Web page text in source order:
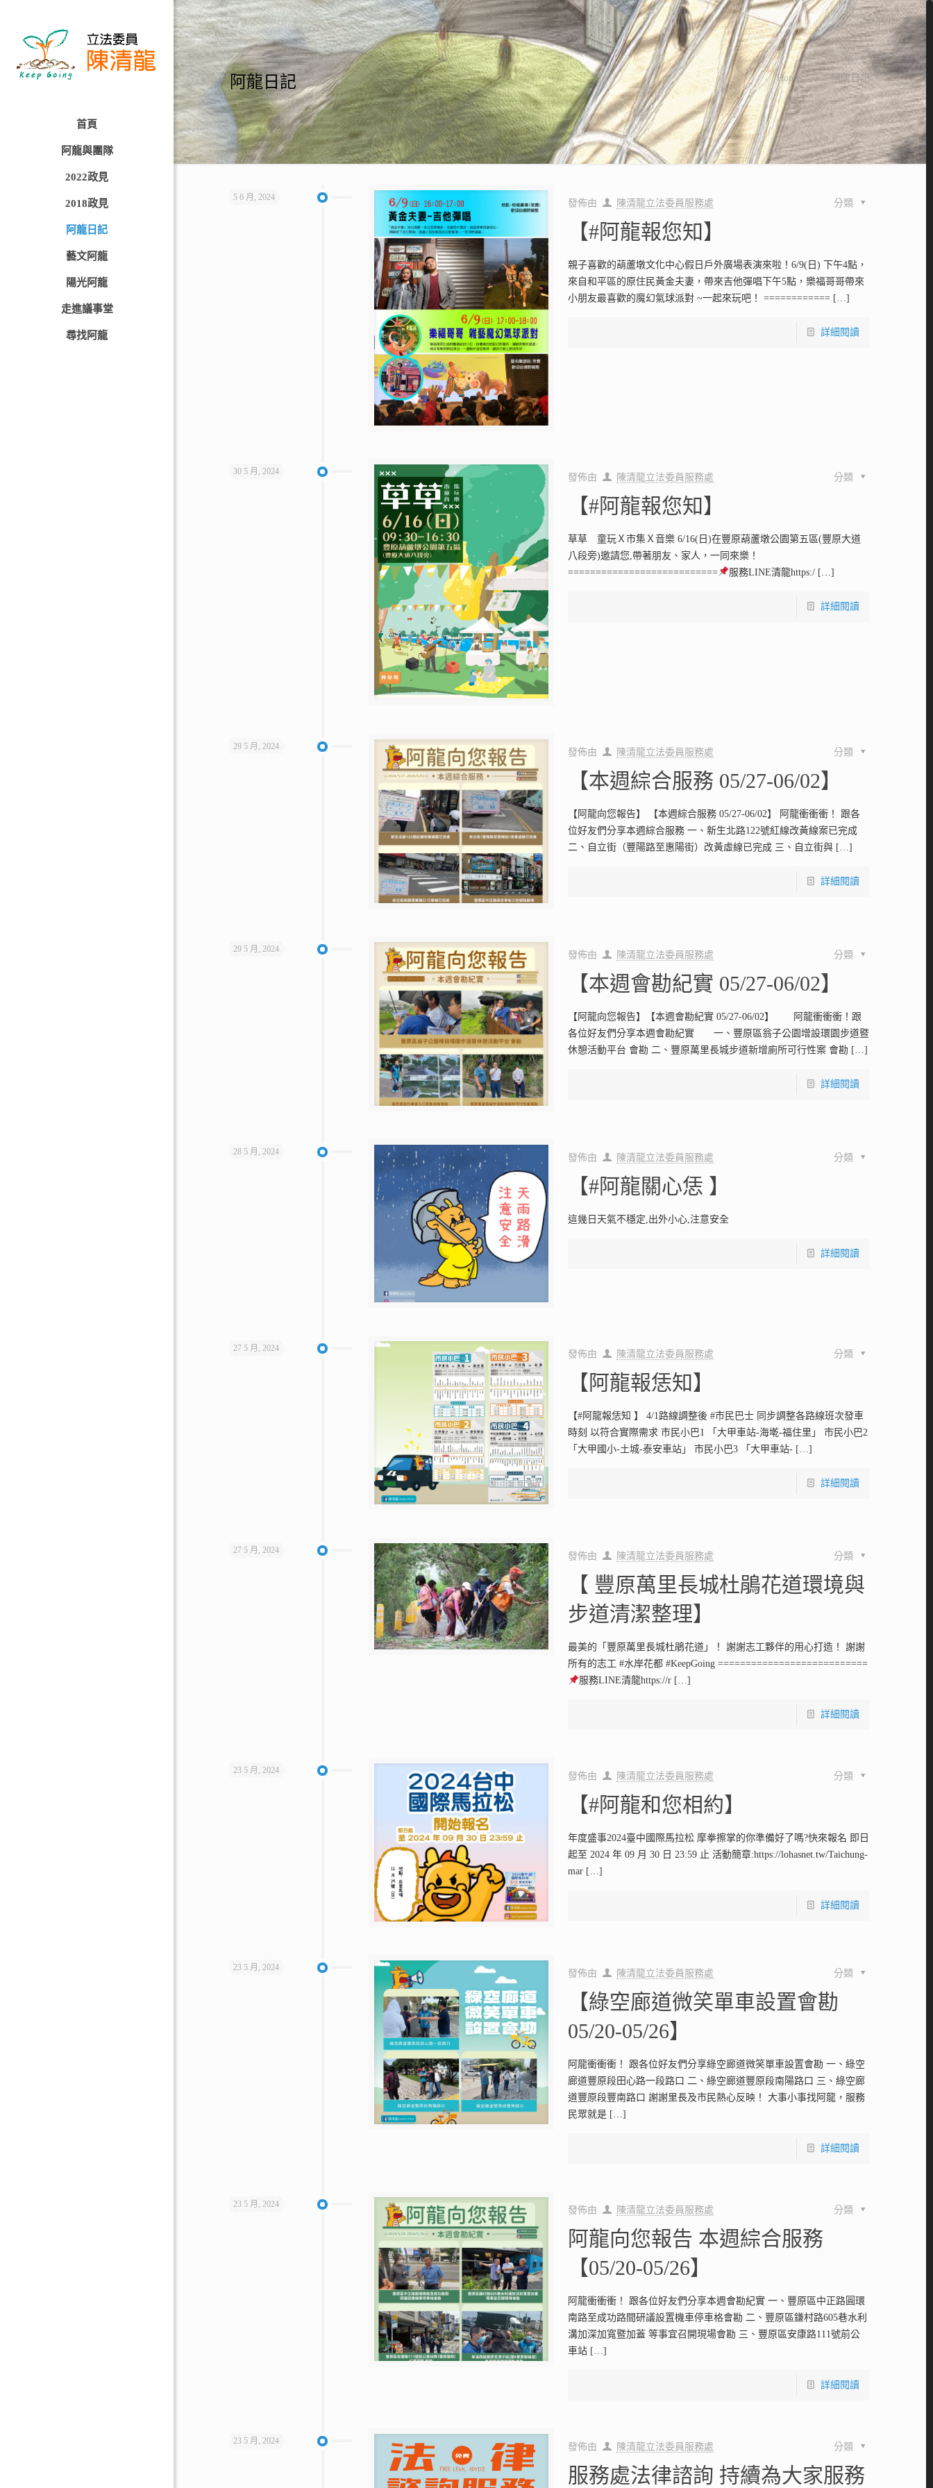
首頁
阿龍與團隊
2022政見
2018政見
阿龍日記
藝文阿龍
陽光阿龍
走進議事堂
尋找阿龍
阿龍日記 Home 阿龍日記
5 6 月, 2024
發佈由 陳清龍立法委員服務處 分類
【#阿龍報您知】
親子喜歡的葫蘆墩文化中心假日戶外廣場表演來啦！6/9(日) 下午4點，
來自和平區的原住民黃金夫妻，帶來吉他彈唱下午5點，樂福哥哥帶來
小朋友最喜歡的魔幻氣球派對 ~一起來玩吧！ ============ […]
詳細閱讀
30 5 月, 2024
發佈由 陳清龍立法委員服務處 分類
【#阿龍報您知】
草草 童玩Ｘ市集Ｘ音樂 6/16(日)在豐原葫蘆墩公園第五區(豐原大道
八段旁)邀請您,帶著朋友、家人，一同來樂！
===========================
服務LINE清龍https:/ […]
詳細閱讀
29 5 月, 2024
發佈由 陳清龍立法委員服務處 分類
【本週綜合服務 05/27-06/02】
【阿龍向您報告】 【本週綜合服務 05/27-06/02】 阿龍衝衝衝！ 跟各
位好友們分享本週綜合服務 一、新生北路122號紅線改黃線案已完成
二、自立街（豐陽路至惠陽街）改黃虛線已完成 三、自立街與 […]
詳細閱讀
29 5 月, 2024
發佈由 陳清龍立法委員服務處 分類
【本週會勘紀實 05/27-06/02】
【阿龍向您報告】【本週會勘紀實 05/27-06/02】 阿龍衝衝衝！跟
各位好友們分享本週會勘紀實 一、豐原區翁子公園增設環園步道暨
休憩活動平台 會勘 二、豐原萬里長城步道新增廁所可行性案 會勘 […]
詳細閱讀
28 5 月, 2024
發佈由 陳清龍立法委員服務處 分類
【#阿龍關心恁 】
這幾日天氣不穩定,出外小心,注意安全
詳細閱讀
27 5 月, 2024
發佈由 陳清龍立法委員服務處 分類
【阿龍報恁知】
【#阿龍報恁知 】 4/1路線調整後 #市民巴士 同步調整各路線班次發車
時刻 以符合實際需求 市民小巴1 「大甲車站-海墘-福住里」 市民小巴2
「大甲國小-土城-泰安車站」 市民小巴3 「大甲車站- […]
詳細閱讀
27 5 月, 2024
發佈由 陳清龍立法委員服務處 分類
【 豐原萬里長城杜鵑花道環境與
步道清潔整理】
最美的「豐原萬里長城杜鵑花道」！ 謝謝志工夥伴的用心打造！ 謝謝
所有的志工 #水岸花都 #KeepGoing ===========================
服務LINE清龍https://r […]
詳細閱讀
23 5 月, 2024
發佈由 陳清龍立法委員服務處 分類
【#阿龍和您相約】
年度盛事2024臺中國際馬拉松 摩拳擦掌的你準備好了嗎?快來報名 即日
起至 2024 年 09 月 30 日 23:59 止 活動簡章:https://lohasnet.tw/Taichung-
mar […]
詳細閱讀
23 5 月, 2024
發佈由 陳清龍立法委員服務處 分類
【綠空廊道微笑單車設置會勘
05/20-05/26】
阿龍衝衝衝！ 跟各位好友們分享綠空廊道微笑單車設置會勘 一、綠空
廊道豐原段田心路一段路口 二、綠空廊道豐原段南陽路口 三、綠空廊
道豐原段豐南路口 謝謝里長及市民熱心反映！ 大事小事找阿龍，服務
民眾就是 […]
詳細閱讀
23 5 月, 2024
發佈由 陳清龍立法委員服務處 分類
阿龍向您報告 本週綜合服務
【05/20-05/26】
阿龍衝衝衝！ 跟各位好友們分享本週會勘紀實 一、豐原區中正路圓環
南路至成功路間研議設置機車停車格會勘 二、豐原區鎌村路605巷水利
溝加深加寬暨加蓋 等事宜召開現場會勘 三、豐原區安康路111號前公
車站 […]
詳細閱讀
23 5 月, 2024
發佈由 陳清龍立法委員服務處 分類
服務處法律諮詢 持續為大家服務